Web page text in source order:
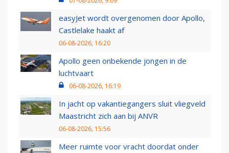
easyJet wordt overgenomen door Apollo,
Castlelake haakt af
06-08-2026, 16:20
Apollo geen onbekende jongen in de
luchtvaart
06-08-2026, 16:19
In jacht op vakantiegangers sluit vliegveld
Maastricht zich aan bij ANVR
06-08-2026, 15:56
Meer ruimte voor vracht doordat onder